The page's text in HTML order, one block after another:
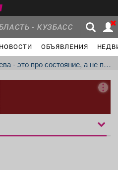
- КУЗБАСС
НОВОСТИ ОБЪЯВЛЕНИЯ
Услуги
про состояние, а не про статус, возраст или внешность.